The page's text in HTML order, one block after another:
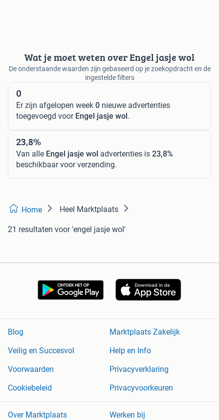
Wat je moet weten over Engel jasje wol
De onderstaande waarden zijn gebaseerd op je zoekopdracht en de
ingestelde filters
0
Er zijn afgelopen week 0 nieuwe advertenties
toegevoegd voor Engel jasje wol.
23,8%
Van alle Engel jasje wol advertenties is 23,8%
beschikbaar voor verzending.
Home Heel Marktplaats
21 resultaten voor 'engel jasje wol'
Blog
Marktplaats Zakelijk
Veilig en Succesvol
Help en Info
Voorwaarden
Privacyverklaring
Cookiebeleid
Privacyvoorkeuren
Over Marktplaats Werken bij